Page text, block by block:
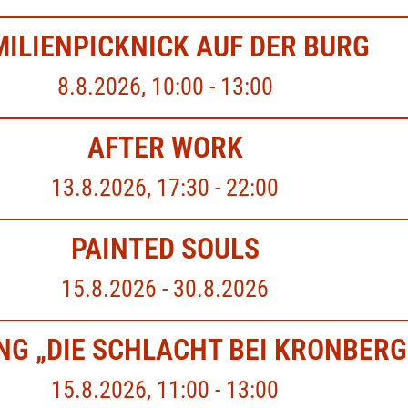
AUF DER BURG
8.8.2026, 10:00 - 13:00
AFTER WORK
13.8.2026, 17:30 - 22:00
PAINTED SOULS
15.8.2026 - 30.8.2026
„DIE SCHLACHT BEI
15.8.2026, 11:00 - 13:00